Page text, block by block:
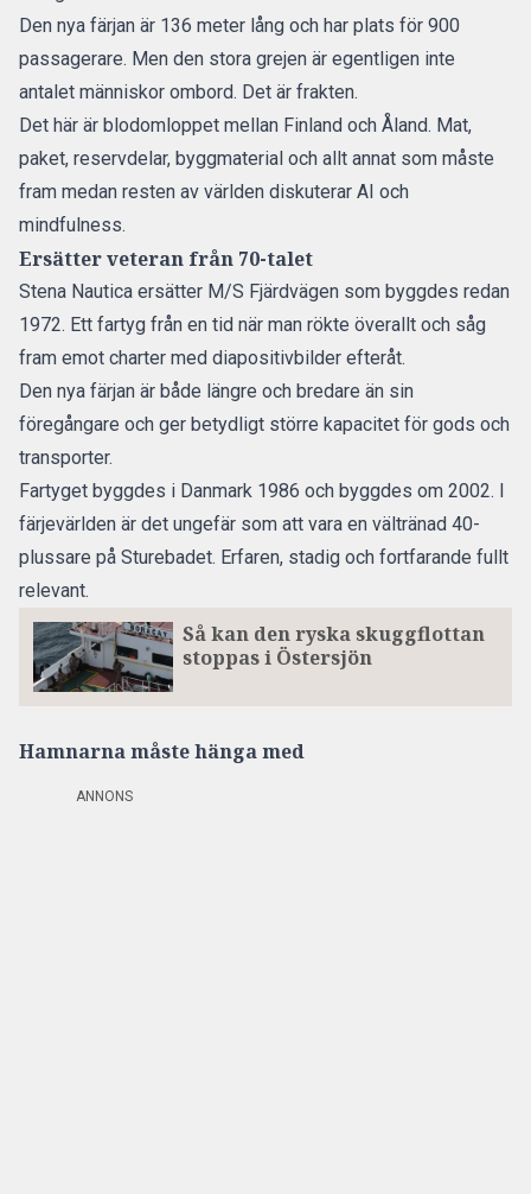
Den nya färjan är 136 meter lång och har plats för 900
passagerare. Men den stora grejen är egentligen inte
antalet människor ombord. Det är frakten.
Det här är blodomloppet mellan Finland och Åland. Mat,
paket, reservdelar, byggmaterial och allt annat som måste
fram medan resten av världen diskuterar AI och
mindfulness.
Ersätter veteran från 70-talet
Stena Nautica ersätter M/S Fjärdvägen som byggdes redan
1972. Ett fartyg från en tid när man rökte överallt och såg
fram emot charter med diapositivbilder efteråt.
Den nya färjan är både längre och bredare än sin
föregångare och ger betydligt större kapacitet för gods och
transporter.
Fartyget byggdes i Danmark 1986 och byggdes om 2002. I
färjevärlden är det ungefär som att vara en vältränad 40-
plussare på Sturebadet. Erfaren, stadig och fortfarande fullt
relevant.
Så kan den ryska skuggflottan
stoppas i Östersjön
Hamnarna måste hänga med
ANNONS